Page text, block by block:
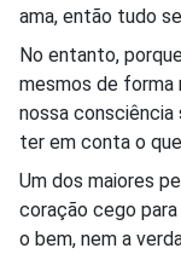
ama, então tudo
No entanto,
mesmos de forma
nossa
ter em conta o
Um dos maiores
coração cego
o bem, nem a